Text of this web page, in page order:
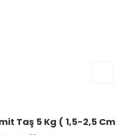
Taş 5 Kg ( 1,5-2,5 Cm